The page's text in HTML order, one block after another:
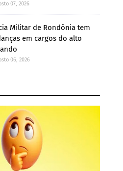
07, 2026
Militar de Rondônia tem
em cargos do alto
06, 2026